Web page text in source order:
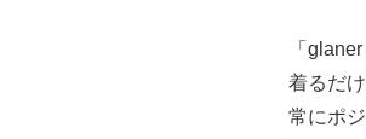
「
着るだ
常にポ